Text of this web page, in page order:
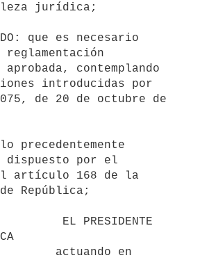
jurídica;
aprobada, contemplando
introducidas por
de 20 de octubre de
dispuesto por el
artículo 168 de la
República;